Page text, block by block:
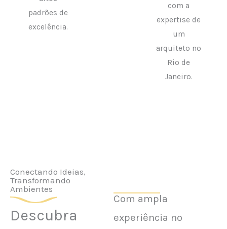
padrões de
excelência.
com a
expertise de
um
arquiteto no
Rio de
Janeiro.
Conectando Ideias,
Transformando
Ambientes
Descubra
Com ampla
experiência no